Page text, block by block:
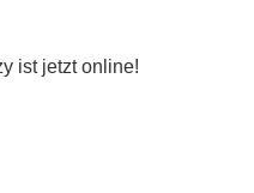
ist jetzt online!